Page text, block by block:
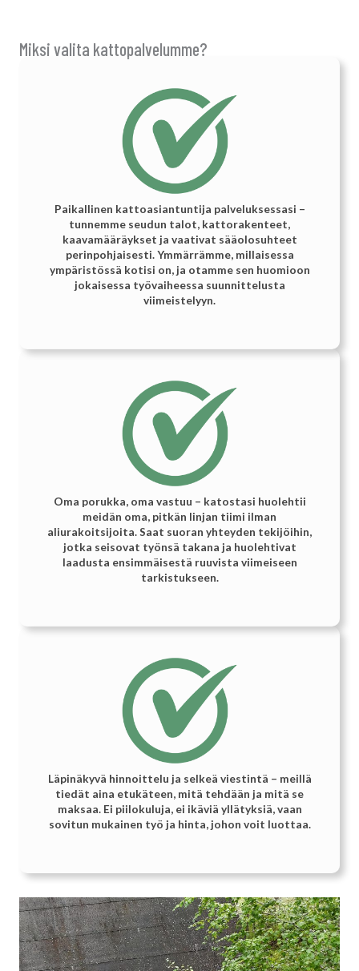
Miksi valita kattopalvelumme?
Paikallinen kattoasiantuntija palveluksessasi –
tunnemme seudun talot, kattorakenteet,
kaavamääräykset ja vaativat sääolosuhteet
perinpohjaisesti. Ymmärrämme, millaisessa
ympäristössä kotisi on, ja otamme sen huomioon
jokaisessa työvaiheessa suunnittelusta
viimeistelyyn.
Oma porukka, oma vastuu – katostasi huolehtii
meidän oma, pitkän linjan tiimi ilman
aliurakoitsijoita. Saat suoran yhteyden tekijöihin,
jotka seisovat työnsä takana ja huolehtivat
laadusta ensimmäisestä ruuvista viimeiseen
tarkistukseen.
Läpinäkyvä hinnoittelu ja selkeä viestintä – meillä
tiedät aina etukäteen, mitä tehdään ja mitä se
maksaa. Ei piilokuluja, ei ikäviä yllätyksiä, vaan
sovitun mukainen työ ja hinta, johon voit luottaa.